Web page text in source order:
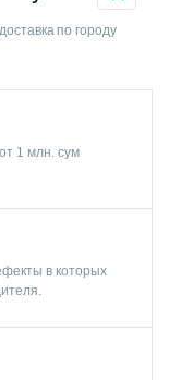
1 млн. сум
в которых
по городу